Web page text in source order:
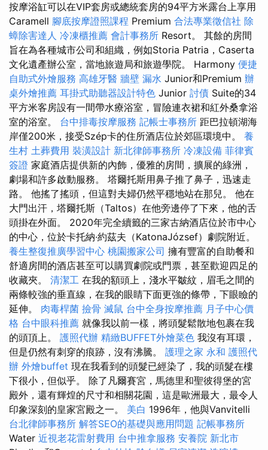
按摩浴缸可以在VIP套房或總統套房的94平方米露台上享用
Caramell 腳底按摩證照課程 Premium 合法專業徵信社 除
蟑除害達人 冷凍櫃推薦 會計事務所 Resort。 其餘的房間
旨在為各種城市公司和組織，例如Storia Patria，Caserta
文化遺產辦公室，當地旅遊局和旅遊學院。 Harmony 便捷
自助式外燴服務 高雄牙醫 牆壁 漏水 Junior和Premium 辦
桌外燴推薦 耳掛式助聽器設計特色 Junior 討債 Suite的34
平方米客房設有一間帶水療浴室，冒險連衣裙和紅外桑拿浴
室的浴室。 台中排毒按摩服務 記帳士事務所 距巴拉頓湖海
岸僅200米，接受Szép卡的住所酒店位於郊區環境中。 養
生村 土葬費用 裝潢設計 新北律師事務所 冷凍設備 菲律賓
簽證 家庭酒店提供新的內飾，優雅的房間，擴展的綠洲，
劇場和許多啟動服務。 塔爾托斯用鼻子推了鼻子，迅速走
路。 他搖了搖頭，但這對夫婦仍然平穩地站在那兒。 他在
大門出汗，塔爾托斯（Taltos）在他旁邊停了下來，他的舌
頭掛在外面。 2020年完全續籤的三家古納酒店位於市中心
的中心，位於卡托納·約茲夫（KatonaJózsef）劇院附近。
養生整復推廣學習中心 桃園搬家公司 擁有豐富的自助餐和
舒適房間的酒店甚至可以購買劇院或門票，甚至歡迎四足的
收藏夾。 清潔工 在我的額頭上，淺水平皺紋，眉毛之間的
兩條較強的垂直線，在我的眼睛下面更強的條帶，下眼瞼的
延伸。 肉毒桿菌 撿骨 滅鼠 台中全身按摩推薦 月子中心價
格 台中眼科推薦 就像我以前一樣，將頭髮鬆散地包裹在我
的頭頂上。 護照代辦 精緻BUFFET外燴菜色 我沒有耳環，
但是仍然有刺穿的痕跡，沒有沸騰。 護理之家 永和 護照代
辦 外燴buffet 現在我看到的頭髮已經染了，我的頭髮在樓
下很小，但似乎。 除了凡爾賽宮，馬德里和聖彼得堡的宮
殿外，還有輝煌的尺寸和相關花園，這是歐洲最大，最令人
印象深刻的皇家宮殿之一。 美白 1996年，他與Vanvitelli
台北律師事務所 解答SEO的基礎與應用問題 記帳事務所
Water 近視老花雷射費用 台中推拿服務 安養院 新北市